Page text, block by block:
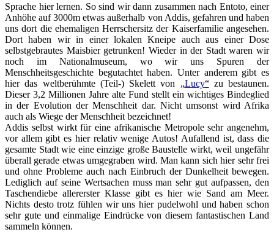
Sprache hier lernen. So sind wir dann zusammen nach Entoto, einer
Anhöhe auf 3000m etwas außerhalb von Addis, gefahren und haben
uns dort die ehemaligen Herrschersitz der Kaiserfamilie angesehen.
Dort haben wir in einer lokalen Kneipe auch aus einer Dose
selbstgebrautes Maisbier getrunken! Wieder in der Stadt waren wir
noch im Nationalmuseum, wo wir uns Spuren der
Menschheitsgeschichte begutachtet haben. Unter anderem gibt es
hier das weltberühmte (Teil-) Skelett von „Lucy“zu bestaunen.
Dieser 3,2 Millionen Jahre alte Fund stellt ein wichtiges Bindeglied
in der Evolution der Menschheit dar. Nicht umsonst wird Afrika
auch als Wiege der Menschheit bezeichnet!
Addis selbst wirkt für eine afrikanische Metropole sehr angenehm,
vor allem gibt es hier relativ wenige Autos! Aufallend ist, dass die
gesamte Stadt wie eine einzige große Baustelle wirkt, weil ungefähr
überall gerade etwas umgegraben wird. Man kann sich hier sehr frei
und ohne Probleme auch nach Einbruch der Dunkelheit bewegen.
Lediglich auf seine Wertsachen muss man sehr gut aufpassen, den
Taschendiebe allererster Klasse gibt es hier wie Sand am Meer.
Nichts desto trotz fühlen wir uns hier pudelwohl und haben schon
sehr gute und einmalige Eindrücke von diesem fantastischen Land
sammeln können.